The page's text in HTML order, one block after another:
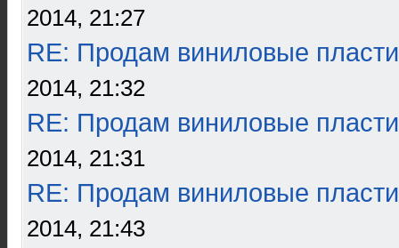
2014, 21:27
RE: Продам виниловые
2014, 21:32
RE: Продам виниловые
2014, 21:31
RE: Продам виниловые
2014, 21:43